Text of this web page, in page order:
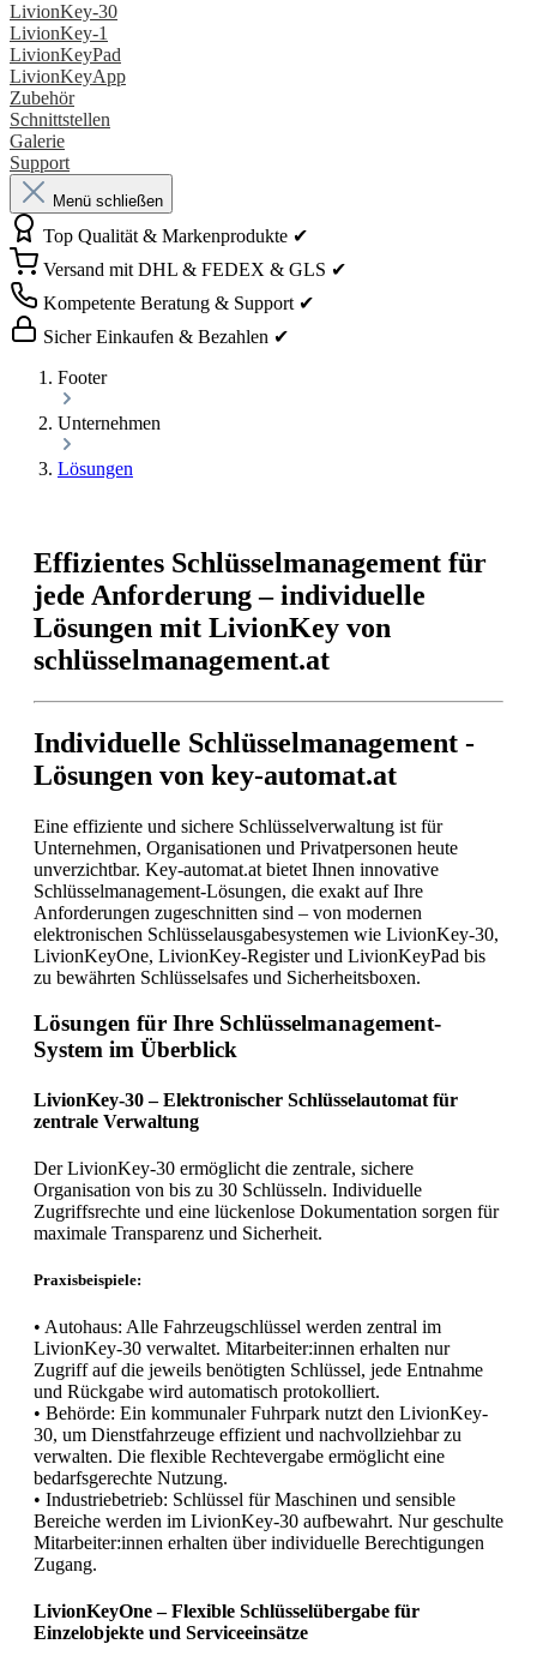
LivionKey-30
LivionKey-1
LivionKeyPad
LivionKeyApp
Zubehör
Schnittstellen
Galerie
Support
Menü schließen
Top Qualität & Markenprodukte ✔
Versand mit DHL & FEDEX & GLS ✔
Kompetente Beratung & Support ✔
Sicher Einkaufen & Bezahlen ✔
Footer
Unternehmen
Lösungen
Effizientes Schlüsselmanagement für
jede Anforderung – individuelle
Lösungen mit LivionKey von
schlüsselmanagement.at
Individuelle Schlüsselmanagement -
Lösungen von key-automat.at
Eine effiziente und sichere Schlüsselverwaltung ist für
Unternehmen, Organisationen und Privatpersonen heute
unverzichtbar. Key-automat.at bietet Ihnen innovative
Schlüsselmanagement-Lösungen, die exakt auf Ihre
Anforderungen zugeschnitten sind – von modernen
elektronischen Schlüsselausgabesystemen wie LivionKey-30,
LivionKeyOne, LivionKey-Register und LivionKeyPad bis
zu bewährten Schlüsselsafes und Sicherheitsboxen.
Lösungen für Ihre Schlüsselmanagement-
System im Überblick
LivionKey-30 – Elektronischer Schlüsselautomat für
zentrale Verwaltung
Der LivionKey-30 ermöglicht die zentrale, sichere
Organisation von bis zu 30 Schlüsseln. Individuelle
Zugriffsrechte und eine lückenlose Dokumentation sorgen für
maximale Transparenz und Sicherheit.
Praxisbeispiele:
• Autohaus: Alle Fahrzeugschlüssel werden zentral im
LivionKey-30 verwaltet. Mitarbeiter:innen erhalten nur
Zugriff auf die jeweils benötigten Schlüssel, jede Entnahme
und Rückgabe wird automatisch protokolliert.
• Behörde: Ein kommunaler Fuhrpark nutzt den LivionKey-
30, um Dienstfahrzeuge effizient und nachvollziehbar zu
verwalten. Die flexible Rechtevergabe ermöglicht eine
bedarfsgerechte Nutzung.
• Industriebetrieb: Schlüssel für Maschinen und sensible
Bereiche werden im LivionKey-30 aufbewahrt. Nur geschulte
Mitarbeiter:innen erhalten über individuelle Berechtigungen
Zugang.
LivionKeyOne – Flexible Schlüsselübergabe für
Einzelobjekte und Serviceeinsätze